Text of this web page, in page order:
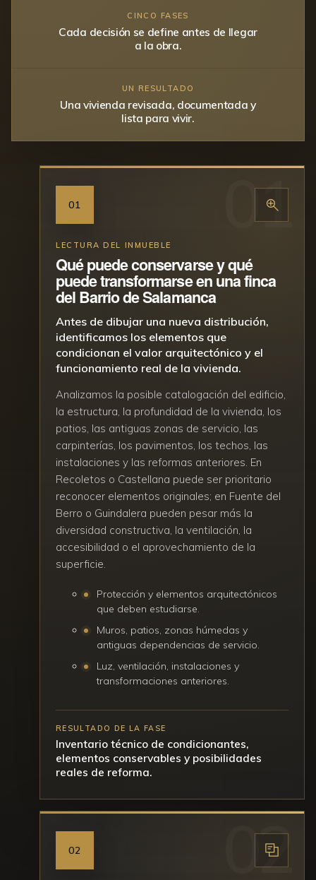
CINCO FASES
Cada decisión se define antes de llegar
a la obra.
UN RESULTADO
Una vivienda revisada, documentada y
lista para vivir.
01
LECTURA DEL INMUEBLE
Qué puede conservarse y qué
puede transformarse en una finca
del Barrio de Salamanca
Antes de dibujar una nueva distribución,
identificamos los elementos que
condicionan el valor arquitectónico y el
funcionamiento real de la vivienda.
Analizamos la posible catalogación del edificio,
la estructura, la profundidad de la vivienda, los
patios, las antiguas zonas de servicio, las
carpinterías, los pavimentos, los techos, las
instalaciones y las reformas anteriores. En
Recoletos o Castellana puede ser prioritario
reconocer elementos originales; en Fuente del
Berro o Guindalera pueden pesar más la
diversidad constructiva, la ventilación, la
accesibilidad o el aprovechamiento de la
superficie.
Protección y elementos arquitectónicos
que deben estudiarse.
Muros, patios, zonas húmedas y
antiguas dependencias de servicio.
Luz, ventilación, instalaciones y
transformaciones anteriores.
RESULTADO DE LA FASE
Inventario técnico de condicionantes,
elementos conservables y posibilidades
reales de reforma.
02